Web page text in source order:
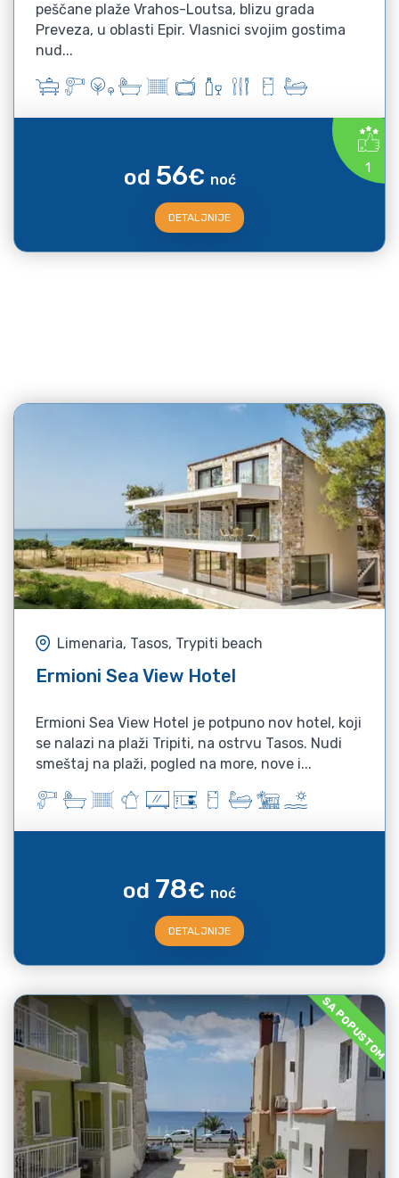
peščane plaže Vrahos-Loutsa, blizu grada
Preveza, u oblasti Epir. Vlasnici svojim gostima
nud...
1
od 56€ noć
DETALJNIJE
Limenaria, Tasos, Trypiti beach
Ermioni Sea View Hotel
Ermioni Sea View Hotel je potpuno nov hotel, koji
se nalazi na plaži Tripiti, na ostrvu Tasos. Nudi
smeštaj na plaži, pogled na more, nove i...
od 78€ noć
DETALJNIJE
SA POPUSTOM